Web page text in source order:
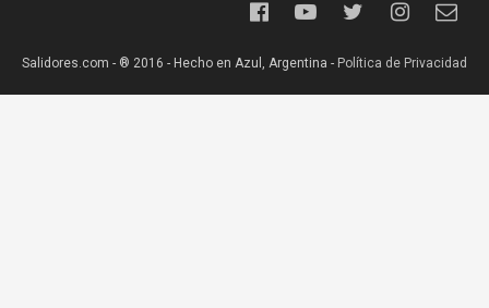
Salidores.com - ® 2016 - Hecho en Azul, Argentina - Política de Privacidad